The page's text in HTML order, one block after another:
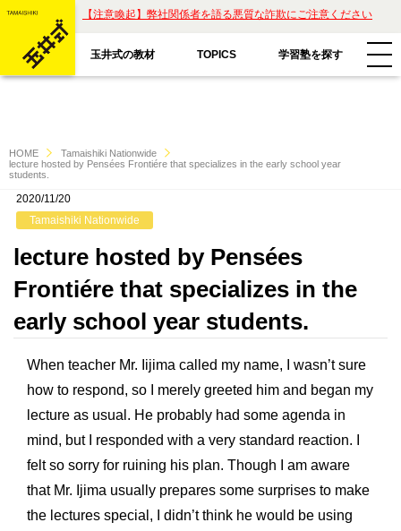
【注意喚起】弊社関係者を語る悪質な詐欺にご注意ください
玉井式の教材 TOPICS 学習塾を探す
玉井式国語的算数教室
玉井式国語的理科教室
魔法の国語
KIWAMI AAA+ 図形の極
KIWAMI AAA+ 数の極
KIWAMI AAA+ 中学生の 図形の極
玉井式の挑戦
代表挨拶
すべて
コラム「才能は家庭教育で開花する」
ご注意ください
ホッと一息
エリアから探す
リストから探す
HOME
Tamaishiki Nationwide
lecture hosted by Pensées Frontiére that specializes in the early school year
students.
2020/11/20
Tamaishiki Nationwide
lecture hosted by Pensées
Frontiére that specializes in the
early school year students.
When teacher Mr. Iijima called my name, I wasn’t sure
how to respond, so I merely greeted him and began my
lecture as usual. He probably had some agenda in
mind, but I responded with a very standard reaction. I
felt so sorry for ruining his plan. Though I am aware
that Mr. Ijima usually prepares some surprises to make
the lectures special, I didn’t think he would be using